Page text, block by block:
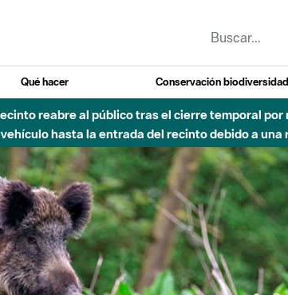
Qué hacer Conservación biodiversidad
de la Fase de Alerta del Parque Fluvial del
los accesos al Parque.